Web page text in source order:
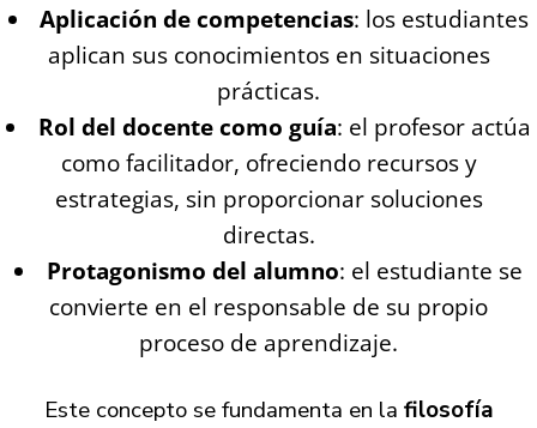
Aplicación de competencias: los estudiantes
aplican sus conocimientos en situaciones
prácticas.
Rol del docente como guía: el profesor actúa
como facilitador, ofreciendo recursos y
estrategias, sin proporcionar soluciones
directas.
Protagonismo del alumno: el estudiante se
convierte en el responsable de su propio
proceso de aprendizaje.
Este concepto se fundamenta en la filosofía